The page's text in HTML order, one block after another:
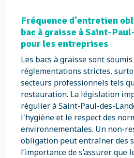
Fréquence d'entretien
bac à graisse à Saint-
pour les entreprises
Les bacs à graisse sont soumis
réglementations strictes,
secteurs professionnels tels
restauration. La législation
régulier à Saint-Paul-des-
l'hygiène et le respect des
environnementales. Un non-
obligation peut entraîner des
l’importance de s’assurer que